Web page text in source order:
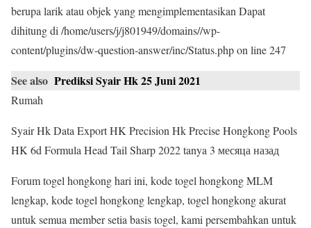
berupa larik atau objek yang mengimplementasikan Dapat
dihitung di /home/users/j/j801949/domains//wp-
content/plugins/dw-question-answer/inc/Status.php on line 247
See also Prediksi Syair Hk 25 Juni 2021
Rumah
Syair Hk Data Export HK Precision Hk Precise Hongkong Pools
HK 6d Formula Head Tail Sharp 2022 tanya 3 месяца назад
Forum togel hongkong hari ini, kode togel hongkong MLM
lengkap, kode togel hongkong lengkap, togel hongkong akurat
untuk semua member setia basis togel, kami persembahkan untuk